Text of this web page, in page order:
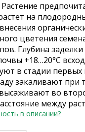
Растение
на
цветения
Глубина
+18…20°C
в стадии первых
закаливают при
высаживают во
между
в описании?